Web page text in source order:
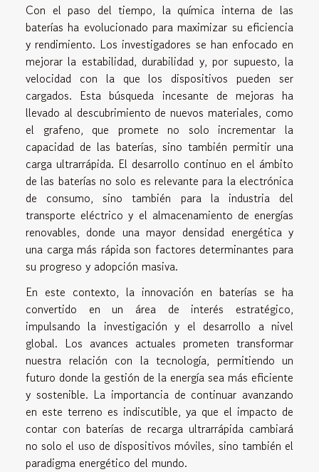
Con el paso del tiempo, la química interna de las
baterías ha evolucionado para maximizar su eficiencia
y rendimiento. Los investigadores se han enfocado en
mejorar la estabilidad, durabilidad y, por supuesto, la
velocidad con la que los dispositivos pueden ser
cargados. Esta búsqueda incesante de mejoras ha
llevado al descubrimiento de nuevos materiales, como
el grafeno, que promete no solo incrementar la
capacidad de las baterías, sino también permitir una
carga ultrarrápida. El desarrollo continuo en el ámbito
de las baterías no solo es relevante para la electrónica
de consumo, sino también para la industria del
transporte eléctrico y el almacenamiento de energías
renovables, donde una mayor densidad energética y
una carga más rápida son factores determinantes para
su progreso y adopción masiva.
En este contexto, la innovación en baterías se ha
convertido en un área de interés estratégico,
impulsando la investigación y el desarrollo a nivel
global. Los avances actuales prometen transformar
nuestra relación con la tecnología, permitiendo un
futuro donde la gestión de la energía sea más eficiente
y sostenible. La importancia de continuar avanzando
en este terreno es indiscutible, ya que el impacto de
contar con baterías de recarga ultrarrápida cambiará
no solo el uso de dispositivos móviles, sino también el
paradigma energético del mundo.